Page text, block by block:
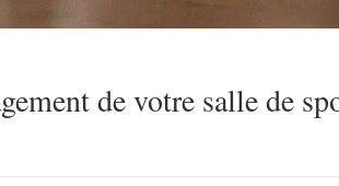
de votre salle de